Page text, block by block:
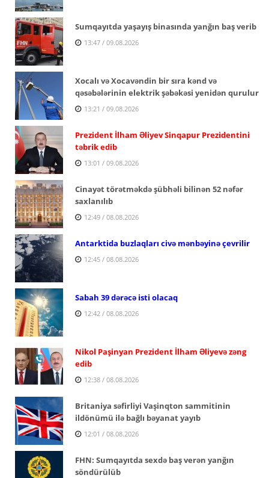
Sumqayıtda yaşayış binasında yanğın baş verib
13:47 / 09.08.2026
Xocalı və Xocavəndin bir sıra kənd və
qəsəbələrinin elektrik şəbəkəsi yenidən qurulur
13:21 / 09.08.2026
Prezident İlham Əliyev Sinqapur Prezidentini
təbrik edib
13:01 / 09.08.2026
Cinayət törətməkdə şübhəli bilinən 52 nəfər
saxlanılıb
12:49 / 08.08.2026
Antarktida buzlaqları civə mənbəyinə çevrilir
12:45 / 08.08.2026
Sabah 39 dərəcə isti olacaq
12:42 / 08.08.2026
Nikol Paşinyan Prezident İlham Əliyevə zəng
edib
12:38 / 08.08.2026
Britaniya səfirliyi Vaşinqton sammitinin
ildönümü ilə bağlı bəyanat yayıb
12:01 / 08.08.2026
FHN: Sumqayıtda sexdə baş verən yanğın
söndürülüb